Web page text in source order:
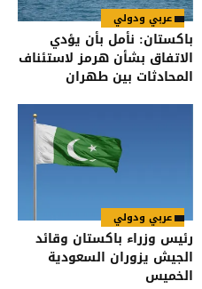
عربي ودولي
باكستان: نأمل بأن يؤدي
الاتفاق بشأن هرمز لاستئناف
المحادثات بين طهران
عربي ودولي
رئيس وزراء باكستان وقائد
الجيش يزوران السعودية
الخميس